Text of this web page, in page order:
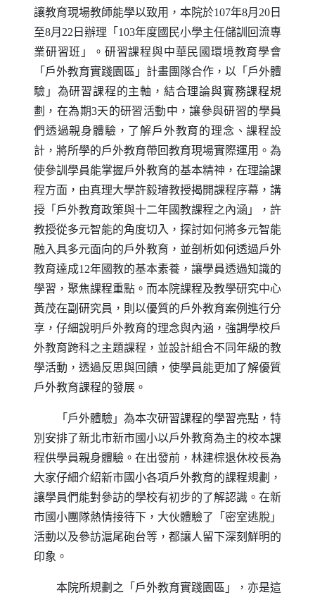
讓教育現場教師能學以致用，本院於107年8月20日
至8月22日辦理「103年度國民小學主任儲訓回流專
業研習班」。研習課程與中華民國環境教育學會
「戶外教育實踐園區」計畫團隊合作，以「戶外體
驗」為研習課程的主軸，結合理論與實務課程規
劃，在為期3天的研習活動中，讓參與研習的學員
們透過親身體驗，了解戶外教育的理念、課程設
計，將所學的戶外教育帶回教育現場實際運用。為
使參訓學員能掌握戶外教育的基本精神，在理論課
程方面，由真理大學許毅璿教授揭開課程序幕，講
授「戶外教育政策與十二年國教課程之內涵」，許
教授從多元智能的角度切入，探討如何將多元智能
融入具多元面向的戶外教育，並剖析如何透過戶外
教育達成12年國教的基本素養，讓學員透過知識的
學習，聚焦課程重點。而本院課程及教學研究中心
黃茂在副研究員，則以優質的戶外教育案例進行分
享，仔細說明戶外教育的理念與內涵，強調學校戶
外教育跨科之主題課程，並設計組合不同年級的教
學活動，透過反思與回饋，使學員能更加了解優質
戶外教育課程的發展。
「戶外體驗」為本次研習課程的學習亮點，特
別安排了新北市新市國小以戶外教育為主的校本課
程供學員親身體驗。在出發前，林建棕退休校長為
大家仔細介紹新市國小各項戶外教育的課程規劃，
讓學員們能對參訪的學校有初步的了解認識。在新
市國小團隊熱情接待下，大伙體驗了「密室逃脫」
活動以及參訪滬尾砲台等，都讓人留下深刻鮮明的
印象。
本院所規劃之「戶外教育實踐園區」，亦是這